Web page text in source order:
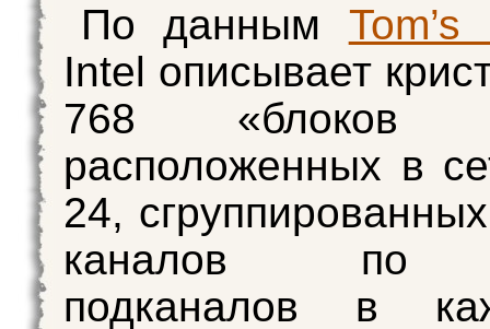
По данным Tom’s
Intel описывает
768 «блоков
расположенных в
24,
каналов по
подканалов в